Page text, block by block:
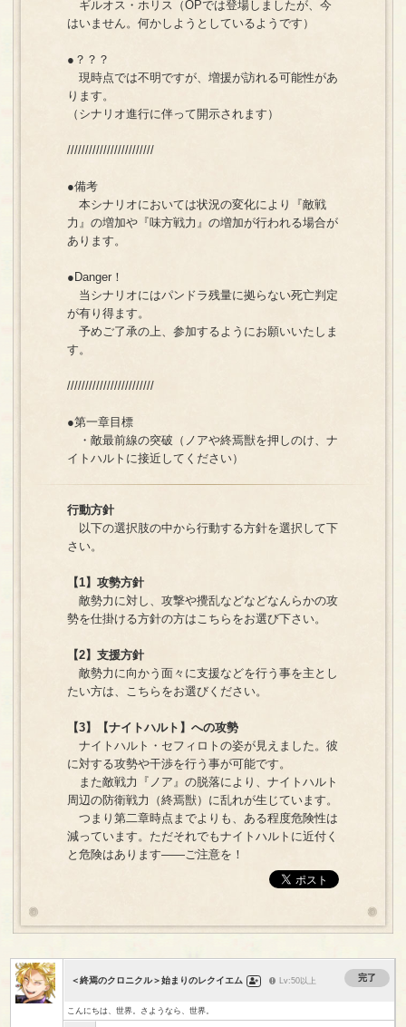
ギルオス・ホリス（OPでは登場しましたが、今
はいません。何かしようとしているようです）
●？？？
現時点では不明ですが、増援が訪れる可能性があ
ります。
（シナリオ進行に伴って開示されます）
////////////////////////
●備考
本シナリオにおいては状況の変化により『敵戦
力』の増加や『味方戦力』の増加が行われる場合が
あります。
●Danger！
当シナリオにはパンドラ残量に拠らない死亡判定
が有り得ます。
予めご了承の上、参加するようにお願いいたしま
す。
////////////////////////
●第一章目標
・敵最前線の突破（ノアや終焉獣を押しのけ、ナ
イトハルトに接近してください）
行動方針
以下の選択肢の中から行動する方針を選択して下
さい。
【1】攻勢方針
敵勢力に対し、攻撃や攪乱などなどなんらかの攻
勢を仕掛ける方針の方はこちらをお選び下さい。
【2】支援方針
敵勢力に向かう面々に支援などを行う事を主とし
たい方は、こちらをお選びください。
【3】【ナイトハルト】への攻勢
ナイトハルト・セフィロトの姿が見えました。彼
に対する攻勢や干渉を行う事が可能です。
また敵戦力『ノア』の脱落により、ナイトハルト
周辺の防衛戦力（終焉獣）に乱れが生じています。
つまり第二章時点までよりも、ある程度危険性は
減っています。ただそれでもナイトハルトに近付く
と危険はあります――ご注意を！
＜終焉のクロニクル＞始まりのレクイエム Lv:50以上 完了
こんにちは、世界。さようなら、世界。